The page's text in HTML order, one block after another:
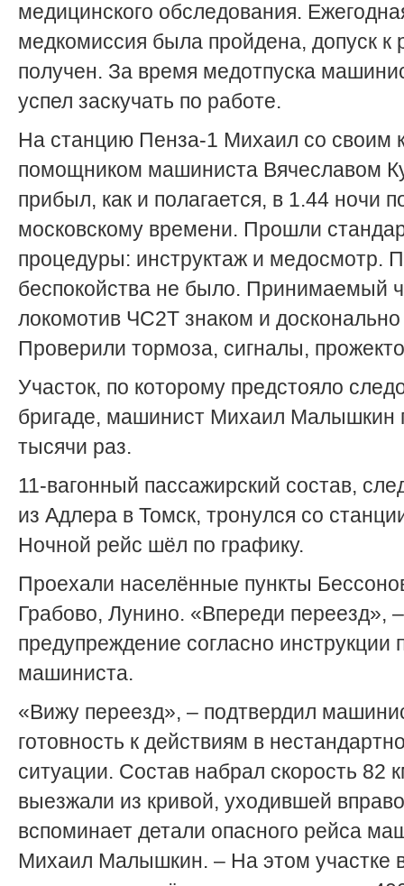
медицинского обследования.
медкомиссия была пройдена, допуск к
получен. За время медотпуска
успел заскучать по работе.
На станцию Пенза-1 Михаил со своим
помощником машиниста Вячеславом
прибыл, как и полагается, в 1.44 ночи
московскому времени. Прошли
процедуры: инструктаж и медосмотр.
беспокойства не было. Принимаемый
локомотив ЧС2Т знаком и досконально
Проверили тормоза, сигналы,
Участок, по которому предстояло
бригаде, машинист Михаил Малышкин
тысячи раз.
11-вагонный пассажирский состав,
из Адлера в Томск, тронулся со
Ночной рейс шёл по графику.
Проехали населённые пункты
Грабово, Лунино. «Впереди переезд»,
предупреждение согласно инструкции
машиниста.
«Вижу переезд», – подтвердил
готовность к действиям в
ситуации. Состав набрал скорость 82
выезжали из кривой, уходившей
вспоминает детали опасного рейса
Михаил Малышкин. – На этом участке